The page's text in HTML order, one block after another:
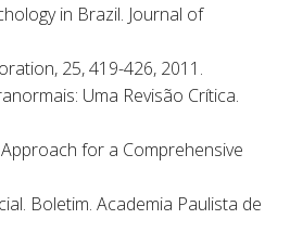
in Brazil. Journal of
25, 419-426, 2011.
Uma Revisão Crítica.
for a Comprehensive
Boletim. Academia Paulista de